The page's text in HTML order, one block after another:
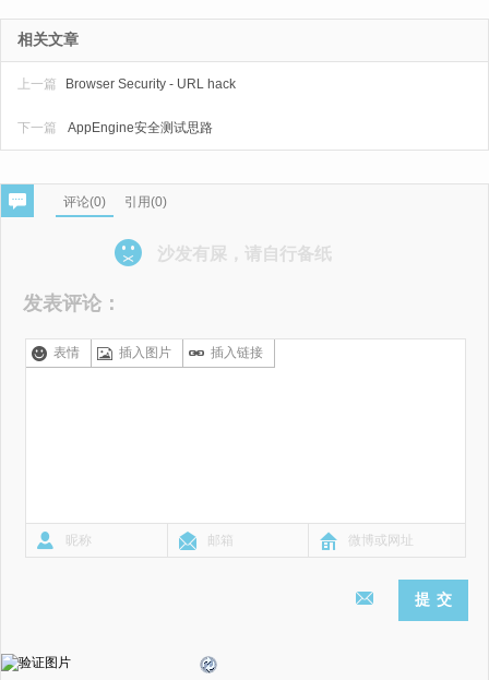
相关文章
上一篇 Browser Security - URL hack
AppEngine安全测试思路
下一篇
评论(0) 引用(0)
沙发有屎，请自行备纸
发表评论：
表情 插入图片 插入链接